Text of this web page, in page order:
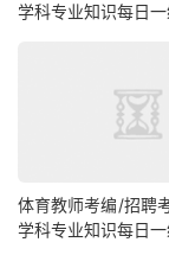
学科专业知识每日
体育教师考编/招聘
学科专业知识每日